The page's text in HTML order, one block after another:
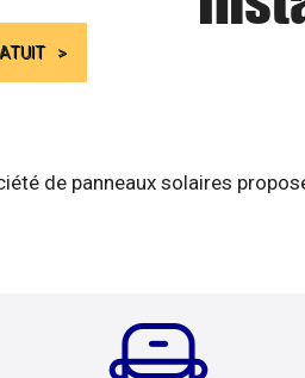
de panneaux solaires